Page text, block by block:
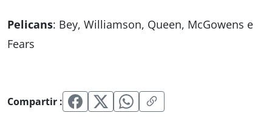
Pelicans: Bey, Williamson, Queen, McGowens e
Fears
Compartir :